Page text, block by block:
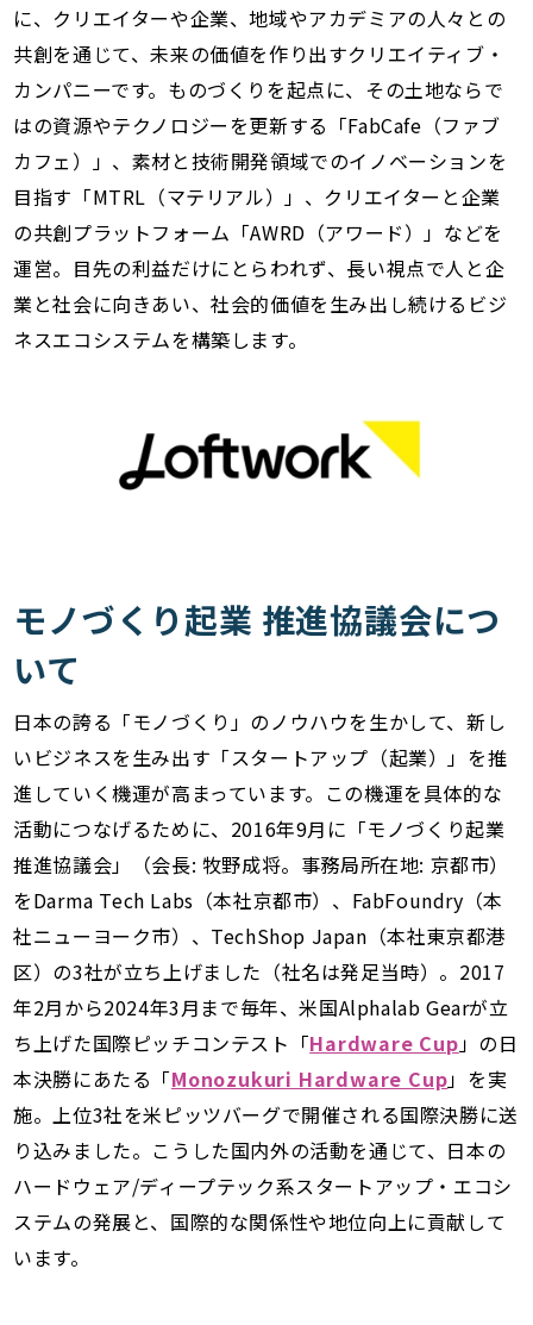
に、クリエイターや企業、地域やアカデミアの人々との
共創を通じて、未来の価値を作り出すクリエイティブ・
カンパニーです。ものづくりを起点に、その土地ならで
はの資源やテクノロジーを更新する「FabCafe（ファブ
カフェ）」、素材と技術開発領域でのイノベーションを
目指す「MTRL（マテリアル）」、クリエイターと企業
の共創プラットフォーム「AWRD（アワード）」などを
運営。目先の利益だけにとらわれず、長い視点で人と企
業と社会に向きあい、社会的価値を生み出し続けるビジ
ネスエコシステムを構築します。
モノづくり起業 推進協議会につ
いて
日本の誇る「モノづくり」のノウハウを生かして、新し
いビジネスを生み出す「スタートアップ（起業）」を推
進していく機運が高まっています。この機運を具体的な
活動につなげるために、2016年9月に「モノづくり起業
推進協議会」（会長: 牧野成将。事務局所在地: 京都市）
をDarma Tech Labs（本社京都市）、FabFoundry（本
社ニューヨーク市）、TechShop Japan（本社東京都港
区）の3社が立ち上げました（社名は発足当時）。2017
年2月から2024年3月まで毎年、米国Alphalab Gearが立
ち上げた国際ピッチコンテスト「Hardware Cup」の日
本決勝にあたる「Monozukuri Hardware Cup」を実
施。上位3社を米ピッツバーグで開催される国際決勝に送
り込みました。こうした国内外の活動を通じて、日本の
ハードウェア/ディープテック系スタートアップ・エコシ
ステムの発展と、国際的な関係性や地位向上に貢献して
います。